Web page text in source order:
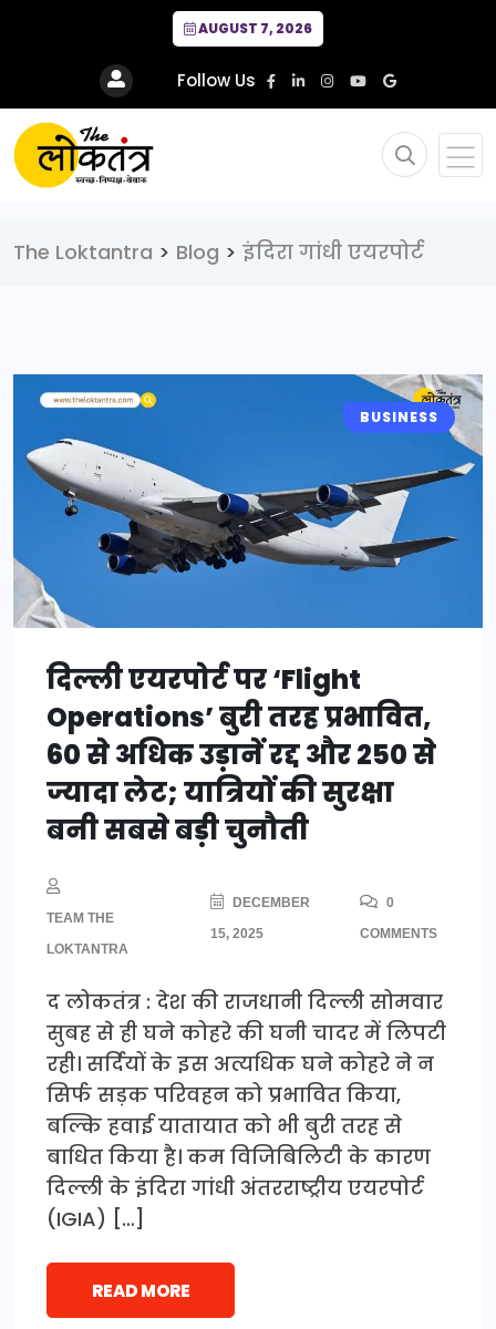
AUGUST 7, 2026
Follow Us
The Loktantra > Blog > इंदिरा गांधी एयरपोर्ट
BUSINESS
दिल्ली एयरपोर्ट पर ‘Flight
Operations’ बुरी तरह प्रभावित,
60 से अधिक उड़ानें रद्द और 250 से
ज्यादा लेट; यात्रियों की सुरक्षा
बनी सबसे बड़ी चुनौती
TEAM THE
LOKTANTRA
DECEMBER
15, 2025
0
COMMENTS
द लोकतंत्र : देश की राजधानी दिल्ली सोमवार
सुबह से ही घने कोहरे की घनी चादर में लिपटी
रही। सर्दियों के इस अत्यधिक घने कोहरे ने न
सिर्फ सड़क परिवहन को प्रभावित किया,
बल्कि हवाई यातायात को भी बुरी तरह से
बाधित किया है। कम विजिबिलिटी के कारण
दिल्ली के इंदिरा गांधी अंतरराष्ट्रीय एयरपोर्ट
(IGIA) […]
READ MORE